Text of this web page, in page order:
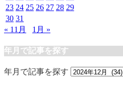
23 24 25 26 27 28 29
30 31
« 11月
1月 »
年月で記事を探す
年月で記事を探す